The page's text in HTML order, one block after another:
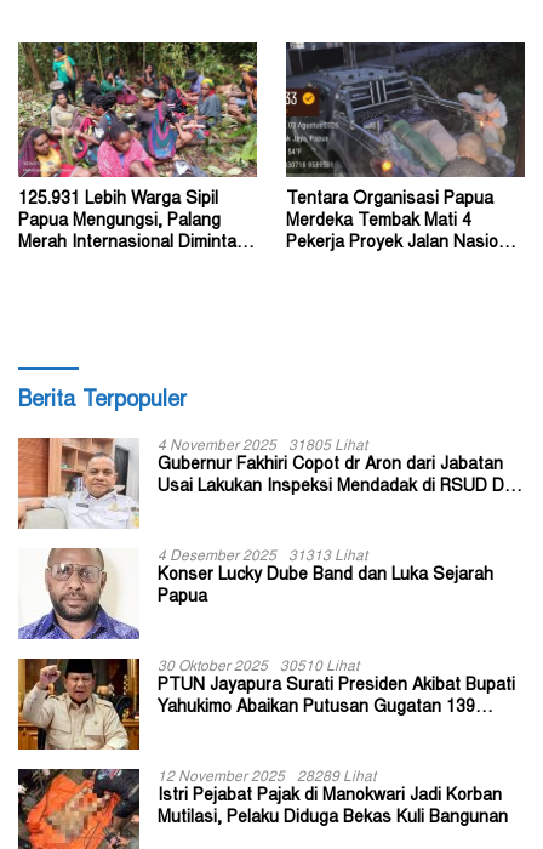
125.931 Lebih Warga Sipil
Papua Mengungsi, Palang
Merah Internasional Diminta
Tentara Organisasi Papua
Merdeka Tembak Mati 4
Pekerja Proyek Jalan Nasional
Berita Terpopuler
4 November 2025 31805 Lihat
Gubernur Fakhiri Copot dr Aron dari Jabatan
Usai Lakukan Inspeksi Mendadak di RSUD Dok
4 Desember 2025 31313 Lihat
Konser Lucky Dube Band dan Luka Sejarah
Papua
30 Oktober 2025 30510 Lihat
PTUN Jayapura Surati Presiden Akibat Bupati
Yahukimo Abaikan Putusan Gugatan 139
12 November 2025 28289 Lihat
Istri Pejabat Pajak di Manokwari Jadi Korban
Mutilasi, Pelaku Diduga Bekas Kuli Bangunan